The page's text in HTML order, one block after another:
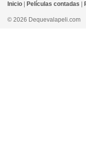
Inicio Películas contadas
© 2026 Dequevalapeli.com